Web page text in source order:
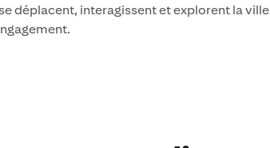
déplacent, interagissent et explorent la